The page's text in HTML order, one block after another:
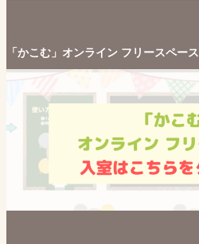
「かこむ」オンライン フリースペース